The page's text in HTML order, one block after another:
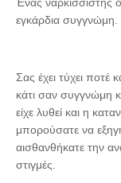
εγκάρδια συγγνώμη.
Σας έχει τύχει ποτέ
κάτι σαν συγγνώμη
είχε λυθεί και η
μπορούσατε να
αισθανθήκατε την
στιγμές.